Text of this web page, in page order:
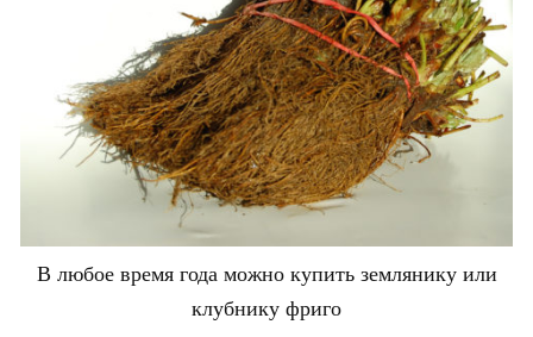
В любое время года можно купить землянику или
клубнику фриго